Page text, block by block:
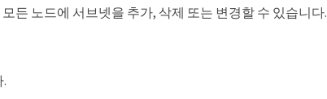
든 노드에 서브넷을 추가, 삭제 또는 변경할 수 있습니다.